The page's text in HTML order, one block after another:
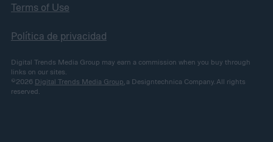
Terms of Use
Política de privacidad
Digital Trends Media Group may earn a commission when you buy through
links on our sites.
©2026 Digital Trends Media Group , a Designtechnica Company. All rights
reserved.